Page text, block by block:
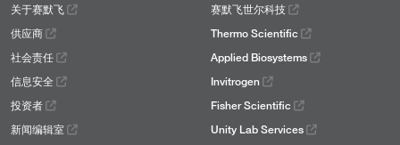
关于赛默飞
供应商
社会责任
信息安全
投资者
新闻编辑室
赛默飞世尔科技
Thermo Scientific
Applied Biosystems
Invitrogen
Fisher Scientific
Unity Lab Services